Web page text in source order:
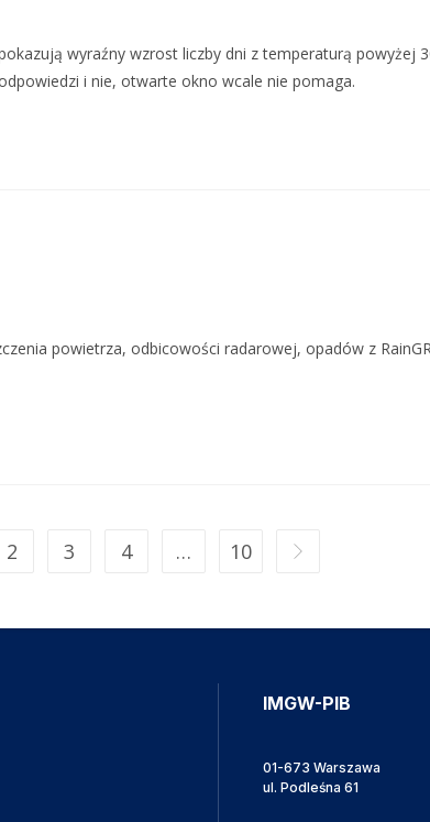
wyraźny wzrost liczby dni z temperaturą powyżej
i nie, otwarte okno wcale nie pomaga.
powietrza, odbicowości radarowej, opadów z
2 3 4 … 10
IMGW-PIB
01-673 Warszawa
ul. Podleśna 61